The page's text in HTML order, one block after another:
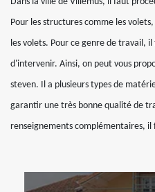
Pour les structures comme les
les volets. Pour ce genre de travail,
d'intervenir. Ainsi, on peut vous
steven. Il a plusieurs types de
garantir une très bonne qualité de
renseignements complémentaires, il